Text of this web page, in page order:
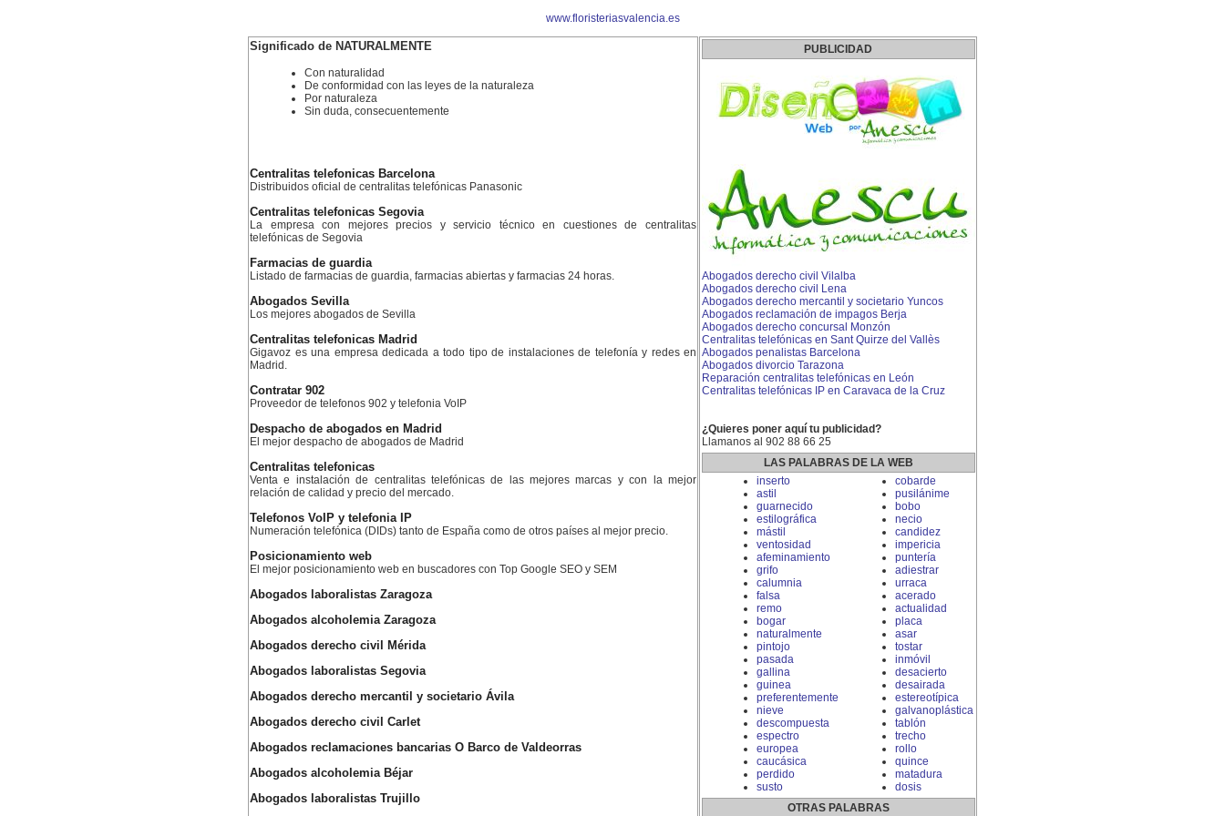
www.floristeriasvalencia.es
Significado de NATURALMENTE
Con naturalidad
De conformidad con las leyes de la naturaleza
Por naturaleza
Sin duda, consecuentemente
Centralitas telefonicas Barcelona
Distribuidos oficial de centralitas telefónicas Panasonic
Centralitas telefonicas Segovia
La empresa con mejores precios y servicio técnico en cuestiones de centralitas
telefónicas de Segovia
Farmacias de guardia
Listado de farmacias de guardia, farmacias abiertas y farmacias 24 horas.
Abogados Sevilla
Los mejores abogados de Sevilla
Centralitas telefonicas Madrid
Gigavoz es una empresa dedicada a todo tipo de instalaciones de telefonía y redes en
Madrid.
Contratar 902
Proveedor de telefonos 902 y telefonia VoIP
Despacho de abogados en Madrid
El mejor despacho de abogados de Madrid
Centralitas telefonicas
Venta e instalación de centralitas telefónicas de las mejores marcas y con la mejor
relación de calidad y precio del mercado.
Telefonos VoIP y telefonia IP
Numeración telefónica (DIDs) tanto de España como de otros países al mejor precio.
Posicionamiento web
El mejor posicionamiento web en buscadores con Top Google SEO y SEM
Abogados laboralistas Zaragoza
Abogados alcoholemia Zaragoza
Abogados derecho civil Mérida
Abogados laboralistas Segovia
Abogados derecho mercantil y societario Ávila
Abogados derecho civil Carlet
Abogados reclamaciones bancarias O Barco de Valdeorras
Abogados alcoholemia Béjar
Abogados laboralistas Trujillo
PUBLICIDAD
Abogados derecho civil Vilalba
Abogados derecho civil Lena
Abogados derecho mercantil y societario Yuncos
Abogados reclamación de impagos Berja
Abogados derecho concursal Monzón
Centralitas telefónicas en Sant Quirze del Vallès
Abogados penalistas Barcelona
Abogados divorcio Tarazona
Reparación centralitas telefónicas en León
Centralitas telefónicas IP en Caravaca de la Cruz
¿Quieres poner aquí tu publicidad?
Llamanos al 902 88 66 25
LAS PALABRAS DE LA WEB
inserto
astil
guarnecido
estilográfica
mástil
ventosidad
afeminamiento
grifo
calumnia
falsa
remo
bogar
naturalmente
pintojo
pasada
gallina
guinea
preferentemente
nieve
descompuesta
espectro
europea
caucásica
perdido
susto
cobarde
pusilánime
bobo
necio
candidez
impericia
puntería
adiestrar
urraca
acerado
actualidad
placa
asar
tostar
inmóvil
desacierto
desairada
estereotípica
galvanoplástica
tablón
trecho
rollo
quince
matadura
dosis
OTRAS PALABRAS